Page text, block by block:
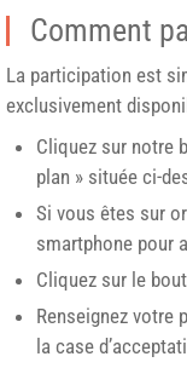
Comment
La participation est
exclusivement
Cliquez sur notre
plan » située ci-
Si vous êtes sur
smartphone pour
Cliquez sur le
Renseignez votre
la case